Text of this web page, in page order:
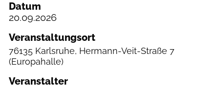
Datum
20.09.2026
Veranstaltungsort
76135 Karlsruhe, Hermann-Veit-Straße 7
(Europahalle)
Veranstalter